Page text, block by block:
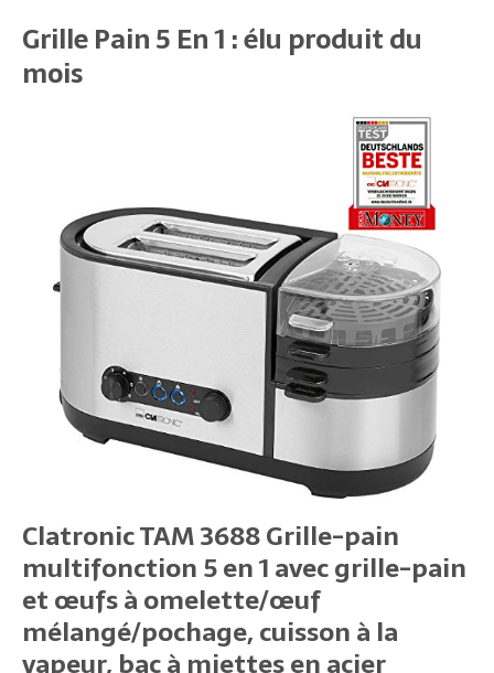
Grille Pain 5 En 1 : élu produit du
mois
Clatronic TAM 3688 Grille-pain
multifonction 5 en 1 avec grille-pain
et œufs à omelette/œuf
mélangé/pochage, cuisson à la
vapeur, bac à miettes en acier